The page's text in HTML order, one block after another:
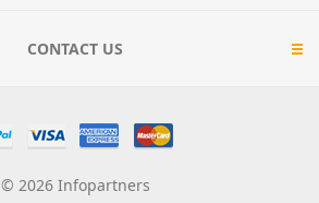
CONTACT US
© 2026 Infopartners